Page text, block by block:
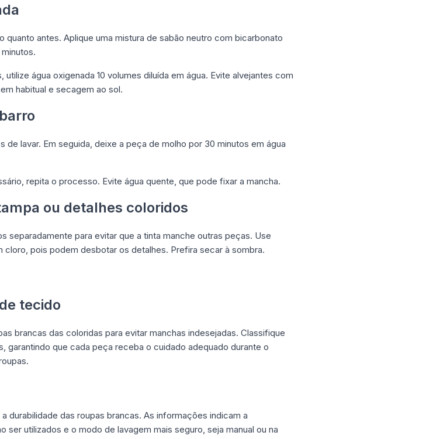
quanto antes. Aplique uma mistura de sabão neutro com bicarbonato
água oxigenada 10 volumes diluída em água. Evite alvejantes com
habitual e secagem ao sol.
lavar. Em seguida, deixe a peça de molho por 30 minutos em água
repita o processo. Evite água quente, que pode fixar a mancha.
ou detalhes coloridos
separadamente para evitar que a tinta manche outras peças. Use
pois podem desbotar os detalhes. Prefira secar à sombra.
tecido
brancas das coloridas para evitar manchas indesejadas. Classifique
que cada peça receba o cuidado adequado durante o
durabilidade das roupas brancas. As informações indicam a
utilizados e o modo de lavagem mais seguro, seja manual ou na